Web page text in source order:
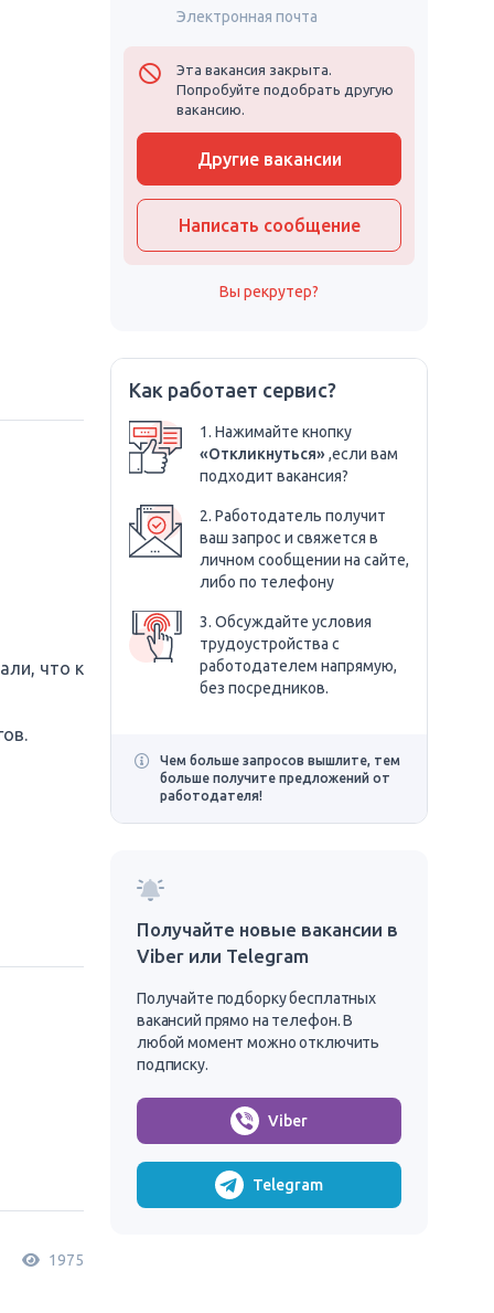
что к
1975
Электронная почта
Эта вакансия закрыта.
Попробуйте подобрать другую
вакансию.
Другие вакансии
Написать сообщение
Вы рекрутер?
Как работает сервис?
1. Нажимайте кнопку
«Откликнуться»,если вам
подходит вакансия?
2. Работодатель получит
ваш запрос и свяжется в
личном сообщении на сайте,
либо по телефону
3. Обсуждайте условия
трудоустройства с
работодателем напрямую,
без посредников.
Чем больше запросов вышлите, тем
больше получите предложений от
работодателя!
Получайте новые вакансии в
Viber или Telegram
Получайте подборку бесплатных
вакансий прямо на телефон. В
любой момент можно отключить
подписку.
Viber
Telegram